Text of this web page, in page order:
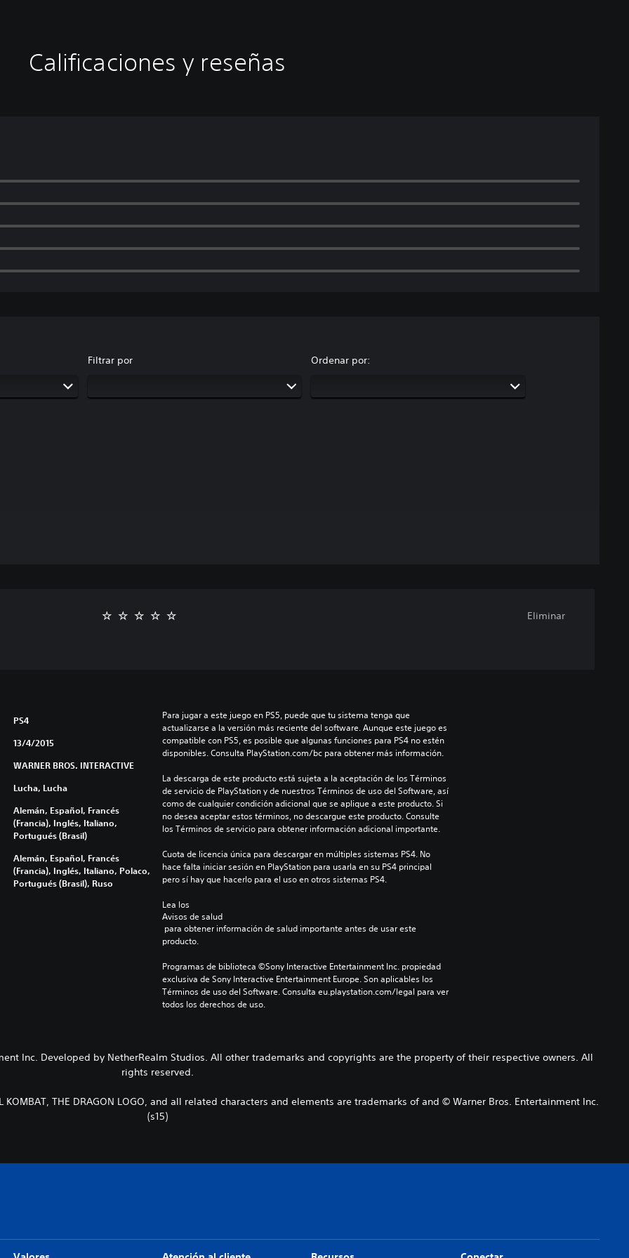
Calificaciones y reseñas
Filtrar por Ordenar por:
Eliminar
PS4
13/4/2015
WARNER BROS. INTERACTIVE
Lucha, Lucha
Alemán, Español, Francés
(Francia), Inglés, Italiano,
Portugués (Brasil)
Alemán, Español, Francés
(Francia), Inglés, Italiano, Polaco,
Portugués (Brasil), Ruso
Para jugar a este juego en PS5, puede que tu sistema tenga que
actualizarse a la versión más reciente del software. Aunque este juego es
compatible con PS5, es posible que algunas funciones para PS4 no estén
disponibles. Consulta PlayStation.com/bc para obtener más información.
La descarga de este producto está sujeta a la aceptación de los Términos
de servicio de PlayStation y de nuestros Términos de uso del Software, así
como de cualquier condición adicional que se aplique a este producto. Si
no desea aceptar estos términos, no descargue este producto. Consulte
los Términos de servicio para obtener información adicional importante.
Cuota de licencia única para descargar en múltiples sistemas PS4. No
hace falta iniciar sesión en PlayStation para usarla en su PS4 principal
pero sí hay que hacerlo para el uso en otros sistemas PS4.
Lea los
Avisos de salud
producto.
Programas de biblioteca ©Sony Interactive Entertainment Inc. propiedad
exclusiva de Sony Interactive Entertainment Europe. Son aplicables los
Términos de uso del Software. Consulta eu.playstation.com/legal para ver
todos los derechos de uso.
Inc. Developed by NetherRealm Studios. All other trademarks and copyrights are the property of their respective owners. All
rights reserved.
KOMBAT, THE DRAGON LOGO, and all related characters and elements are trademarks of and © Warner Bros. Entertainment Inc.
(s15)